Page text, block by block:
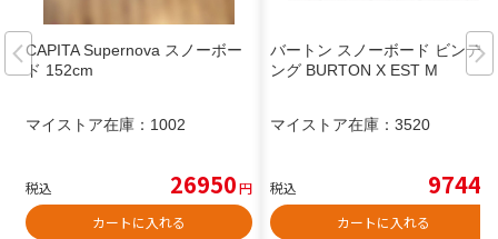
CAPITA Supernova スノーボー
ド 152cm
マイストア在庫： 1002
税込 26950円
カートに入れる
バートン スノーボード ビンディ
ング BURTON X EST M
マイストア在庫： 3520
税込 9744
カートに入れる